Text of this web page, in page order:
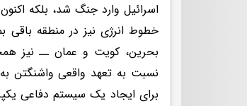
اسرائیل وارد جنگ شد، بلکه
خطوط انرژی نیز در منطقه باقی
بحرین، کویت و عمان ــ نیز
نسبت به تعهد واقعی واشنگتن
برای ایجاد یک سیستم دفاعی